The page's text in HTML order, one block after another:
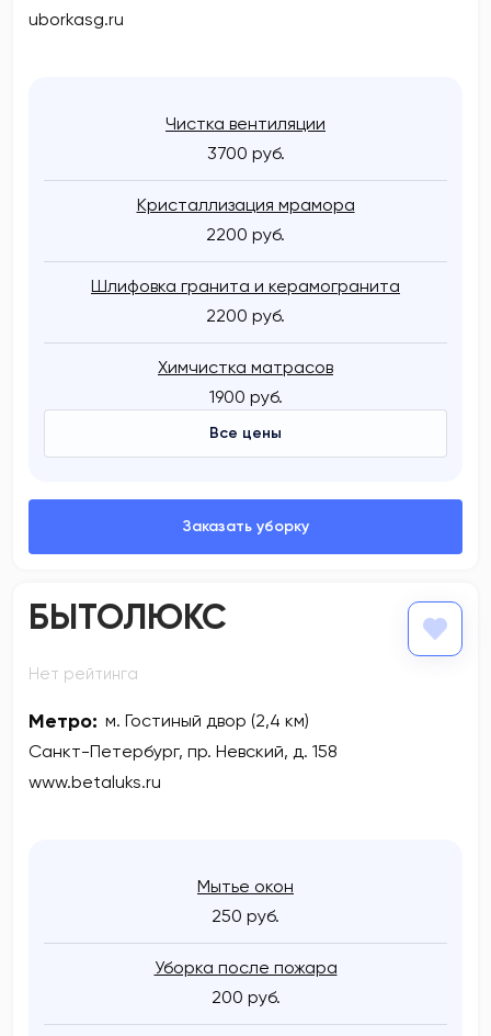
uborkasg.ru
Чистка вентиляции
3700 руб.
Кристаллизация мрамора
2200 руб.
Шлифовка гранита и керамогранита
2200 руб.
Химчистка матрасов
1900 руб.
Все цены
БЫТОЛЮКС
Нет рейтинга
Метро: м. Гостиный двор (2,4 км)
Санкт-Петербург, пр. Невский, д. 158
www.betaluks.ru
Мытье окон
250 руб.
Уборка после пожара
200 руб.